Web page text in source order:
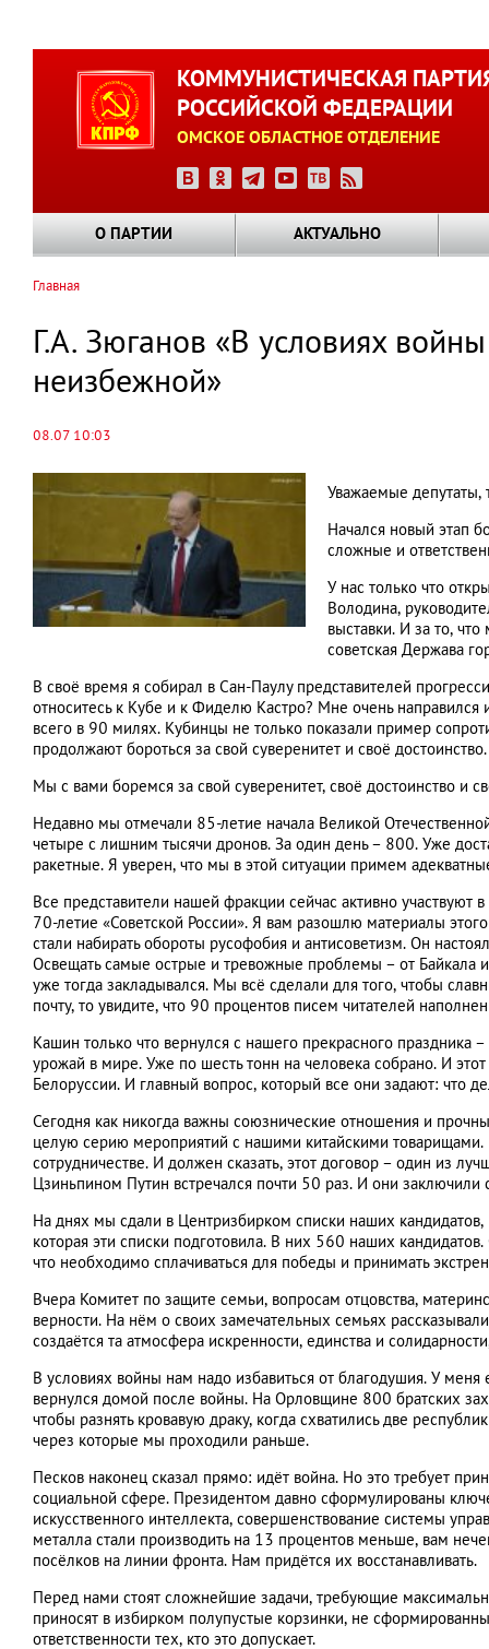
КОММУНИСТИЧЕСКАЯ
РОССИЙСКОЙ ФЕДЕРАЦИИ
ОМСКОЕ ОБЛАСТНОЕ ОТДЕЛЕНИЕ
О ПАРТИИ АКТУАЛЬНО
навигации
Главная
Г.А. Зюганов «В условиях
неизбежной»
08.07 10:03
Уважаемые
Начался новый этап
сложные и
У нас только что
Володина,
выставки. И за то,
советская Держава
В своё время я собирал в Сан-Паулу представителей
относитесь к Кубе и к Фиделю Кастро? Мне очень
всего в 90 милях. Кубинцы не только показали пример
продолжают бороться за свой суверенитет и своё
Мы с вами боремся за свой суверенитет, своё достоинство и
Недавно мы отмечали 85-летие начала Великой
четыре с лишним тысячи дронов. За один день – 800. Уже
ракетные. Я уверен, что мы в этой ситуации примем
Все представители нашей фракции сейчас активно
70-летие «Советской России». Я вам разошлю материалы
стали набирать обороты русофобия и антисоветизм. Он
Освещать самые острые и тревожные проблемы – от Байкала
уже тогда закладывался. Мы всё сделали для того, чтобы
почту, то увидите, что 90 процентов писем читателей
Кашин только что вернулся с нашего прекрасного
урожай в мире. Уже по шесть тонн на человека собрано. И этот
Белоруссии. И главный вопрос, который все они задают: что
Сегодня как никогда важны союзнические отношения и
целую серию мероприятий с нашими китайскими
сотрудничестве. И должен сказать, этот договор – один из
Цзиньпином Путин встречался почти 50 раз. И они
На днях мы сдали в Центризбирком списки наших
которая эти списки подготовила. В них 560 наших
что необходимо сплачиваться для победы и принимать
Вчера Комитет по защите семьи, вопросам отцовства,
верности. На нём о своих замечательных семьях
создаётся та атмосфера искренности, единства и
В условиях войны нам надо избавиться от благодушия. У
вернулся домой после войны. На Орловщине 800 братских
чтобы разнять кровавую драку, когда схватились две
через которые мы проходили раньше.
Песков наконец сказал прямо: идёт война. Но это требует
социальной сфере. Президентом давно сформулированы
искусственного интеллекта, совершенствование системы
металла стали производить на 13 процентов меньше, вам
посёлков на линии фронта. Нам придётся их восстанавливать.
Перед нами стоят сложнейшие задачи, требующие
приносят в избирком полупустые корзинки, не
ответственности тех, кто это допускает.